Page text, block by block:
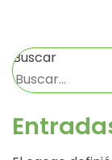
Buscar